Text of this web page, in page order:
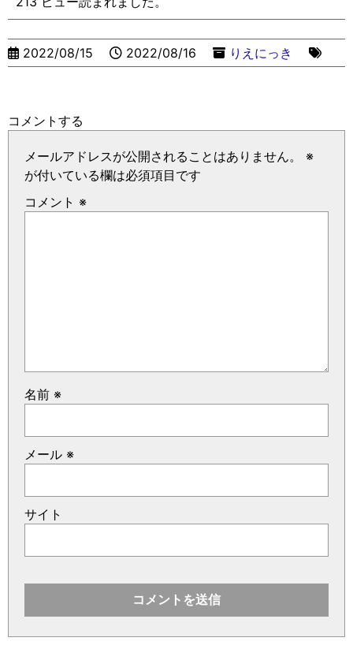
2022/08/15 2022/08/16 りえにっき
コメントする
メールアドレスが公開されることはありません。
※
が付いている欄は必須項目です
コメント ※
名前 ※
メール ※
サイト